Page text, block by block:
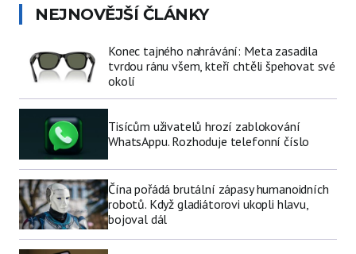
NEJNOVĚJŠÍ ČLÁNKY
Konec tajného nahrávání: Meta zasadila
tvrdou ránu všem, kteří chtěli špehovat své
okolí
Tisícům uživatelů hrozí zablokování
WhatsAppu. Rozhoduje telefonní číslo
Čína pořádá brutální zápasy humanoidních
robotů. Když gladiátorovi ukopli hlavu,
bojoval dál